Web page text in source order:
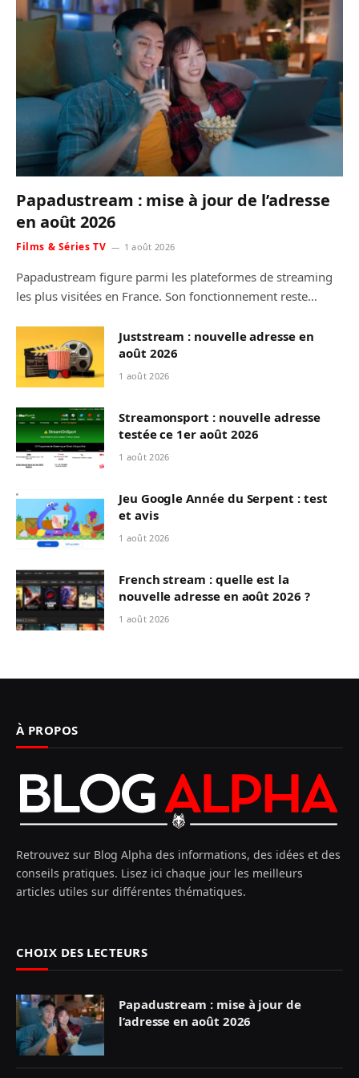
Papadustream : mise à jour de l’adresse
en août 2026
Films & Séries TV 1 août 2026
Papadustream figure parmi les plateformes de streaming
les plus visitées en France. Son fonctionnement reste…
Juststream : nouvelle adresse en
août 2026
1 août 2026
Streamonsport : nouvelle adresse
testée ce 1er août 2026
1 août 2026
Jeu Google Année du Serpent : test
et avis
1 août 2026
French stream : quelle est la
nouvelle adresse en août 2026 ?
1 août 2026
À PROPOS
Retrouvez sur Blog Alpha des informations, des idées et des
conseils pratiques. Lisez ici chaque jour les meilleurs
articles utiles sur différentes thématiques.
CHOIX DES LECTEURS
Papadustream : mise à jour de
l’adresse en août 2026